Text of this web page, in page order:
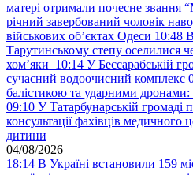
матері отримали почесне звання
річний завербований чоловік
військових обʼєктах Одеси 10:48
Тарутинському степу оселилися
хом’яки 10:14 У Бессарабській
сучасний водоочисний комплекс
балістикою та ударними дронами:
09:10 У Татарбунарській громаді
консультації фахівців медичного
дитини
04/08/2026
18:14 В Україні встановили 159